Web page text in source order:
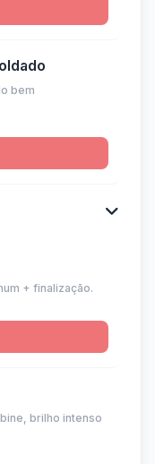
bem
+ finalização.
brilho intenso